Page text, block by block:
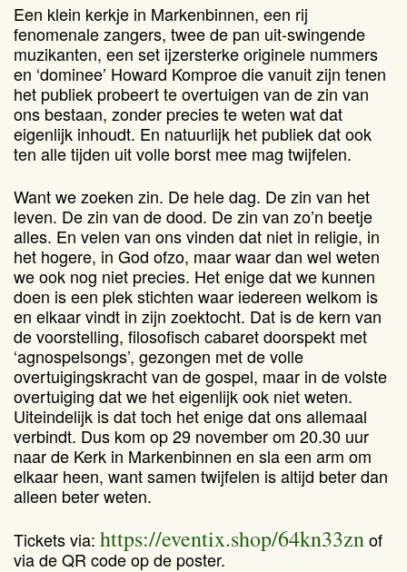
Een klein kerkje in Markenbinnen, een rij
fenomenale zangers, twee de pan uit-swingende
muzikanten, een set ijzersterke originele nummers
en ‘dominee’ Howard Komproe die vanuit zijn tenen
het publiek probeert te overtuigen van de zin van
ons bestaan, zonder precies te weten wat dat
eigenlijk inhoudt. En natuurlijk het publiek dat ook
ten alle tijden uit volle borst mee mag twijfelen.
Want we zoeken zin. De hele dag. De zin van het
leven. De zin van de dood. De zin van zo’n beetje
alles. En velen van ons vinden dat niet in religie, in
het hogere, in God ofzo, maar waar dan wel weten
we ook nog niet precies. Het enige dat we kunnen
doen is een plek stichten waar iedereen welkom is
en elkaar vindt in zijn zoektocht. Dat is de kern van
de voorstelling, filosofisch cabaret doorspekt met
‘agnospelsongs’, gezongen met de volle
overtuigingskracht van de gospel, maar in de volste
overtuiging dat we het eigenlijk ook niet weten.
Uiteindelijk is dat toch het enige dat ons allemaal
verbindt. Dus kom op 29 november om 20.30 uur
naar de Kerk in Markenbinnen en sla een arm om
elkaar heen, want samen twijfelen is altijd beter dan
alleen beter weten.
Tickets via: https://eventix.shop/64kn33znof
via de QR code op de poster.